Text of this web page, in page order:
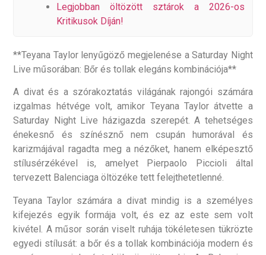
Legjobban öltözött sztárok a 2026-os
Kritikusok Díján!
**Teyana Taylor lenyűgöző megjelenése a Saturday Night
Live műsorában: Bőr és tollak elegáns kombinációja**
A divat és a szórakoztatás világának rajongói számára
izgalmas hétvége volt, amikor Teyana Taylor átvette a
Saturday Night Live házigazda szerepét. A tehetséges
énekesnő és színésznő nem csupán humorával és
karizmájával ragadta meg a nézőket, hanem elképesztő
stílusérzékével is, amelyet Pierpaolo Piccioli által
tervezett Balenciaga öltözéke tett felejthetetlenné.
Teyana Taylor számára a divat mindig is a személyes
kifejezés egyik formája volt, és ez az este sem volt
kivétel. A műsor során viselt ruhája tökéletesen tükrözte
egyedi stílusát: a bőr és a tollak kombinációja modern és